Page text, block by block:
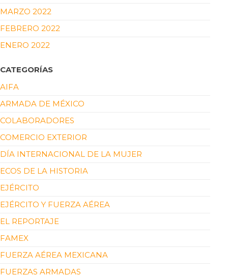
MARZO 2022
FEBRERO 2022
ENERO 2022
CATEGORÍAS
AIFA
ARMADA DE MÉXICO
COLABORADORES
COMERCIO EXTERIOR
DÍA INTERNACIONAL DE LA MUJER
ECOS DE LA HISTORIA
EJÉRCITO
EJÉRCITO Y FUERZA AÉREA
EL REPORTAJE
FAMEX
FUERZA AÉREA MEXICANA
FUERZAS ARMADAS